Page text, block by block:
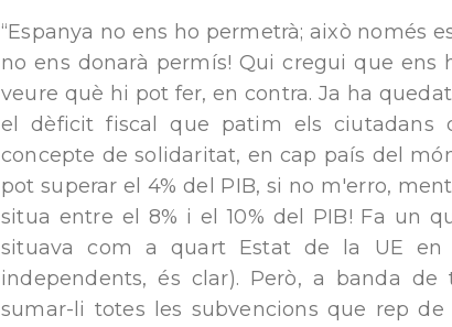
“Espanya no ens ho permetrà; això només
no ens donarà permís! Qui cregui que ens
veure què hi pot fer, en contra. Ja ha
el dèficit fiscal que patim els ciutadans
concepte de solidaritat, en cap país del
pot superar el 4% del PIB, si no m'erro,
situa entre el 8% i el 10% del PIB! Fa un
situava com a quart Estat de la UE
independents, és clar). Però, a banda
sumar-li totes les subvencions que rep